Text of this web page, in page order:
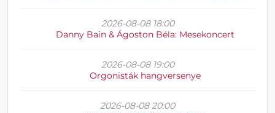
2026-08-08 18:00
Danny Bain & Ágoston Béla: Mesekoncert
2026-08-08 19:00
Orgonisták hangversenye
2026-08-08 20:00